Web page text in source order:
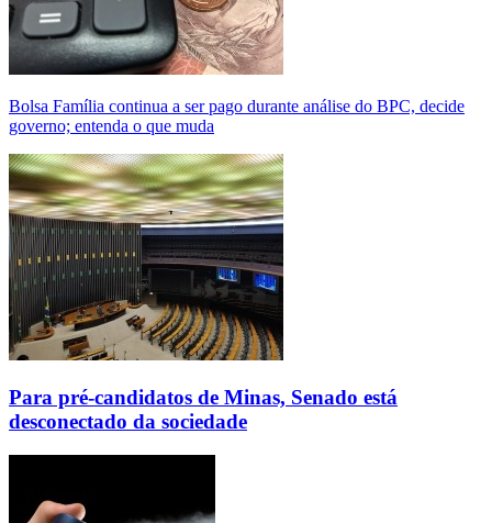
Bolsa Família continua a ser pago durante análise do BPC, decide
governo; entenda o que muda
Para pré-candidatos de Minas, Senado está
desconectado da sociedade